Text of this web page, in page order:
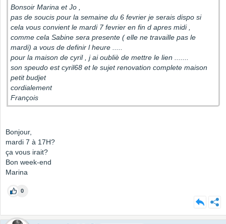
Bonsoir Marina et Jo ,
pas de soucis pour la semaine du 6 fevrier je serais dispo si
cela vous convient le mardi 7 fevrier en fin d apres midi ,
comme cela Sabine sera presente ( elle ne travaille pas le
mardi) a vous de definir l heure .....
pour la maison de cyril , j ai oubliè de mettre le lien .......
son speudo est cyril68 et le sujet renovation complete maison
petit budjet
cordialement
François
Bonjour,
mardi 7 à 17H?
ça vous irait?
Bon week-end
Marina
0